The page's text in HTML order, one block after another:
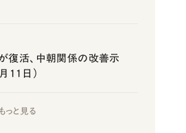
復活、中朝関係の改善示
11日）
もっと見る